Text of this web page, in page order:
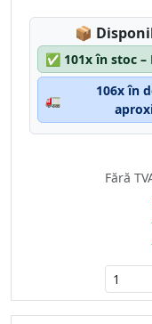
📦
✅ 101x în stoc
🚛
106x în
Fără